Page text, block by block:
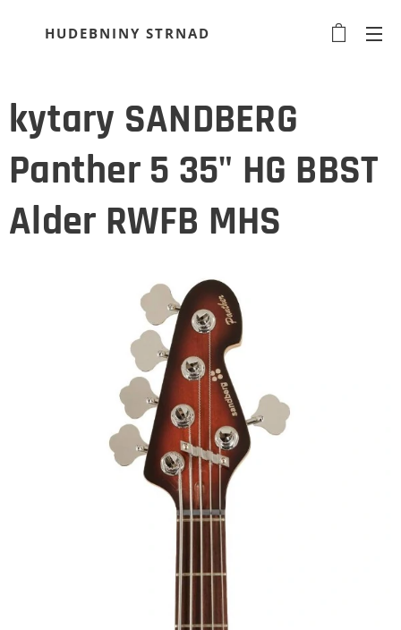
HUDEBNINY STRNAD
kytary SANDBERG
Panther 5 35" HG BBST
Alder RWFB MHS